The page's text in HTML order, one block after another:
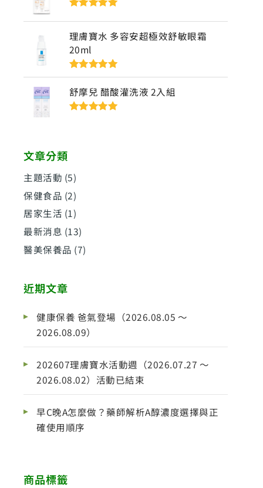
5
理膚寶水 多容安超極效舒敏眼霜
20ml
評分5滿分
舒摩兒 醋酸灌洗液 2入組
文章分類
主題活動 (5)
保健食品 (2)
居家生活 (1)
最新消息 (13)
醫美保養品 (7)
近期文章
健康保養 爸氣登場（2026.08.05 ～
2026.08.09）
202607理膚寶水活動週（2026.07.27 ～
2026.08.02）活動已結束
早C晚A怎麼做？藥師解析A醇濃度選擇與正
確使用順序
商品標籤